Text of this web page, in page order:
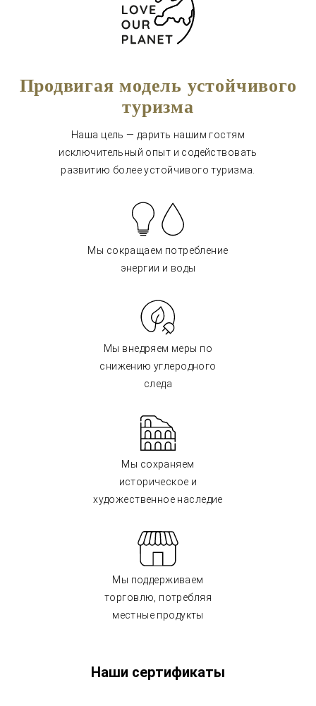
Продвигая модель устойчивого
туризма
Наша цель — дарить нашим гостям
исключительный опыт и содействовать
развитию более устойчивого туризма.
Мы сокращаем потребление
энергии и воды
Мы внедряем меры по
снижению углеродного
следа
Мы сохраняем
историческое и
художественное наследие
Мы поддерживаем
торговлю, потребляя
местные продукты
Наши сертификаты